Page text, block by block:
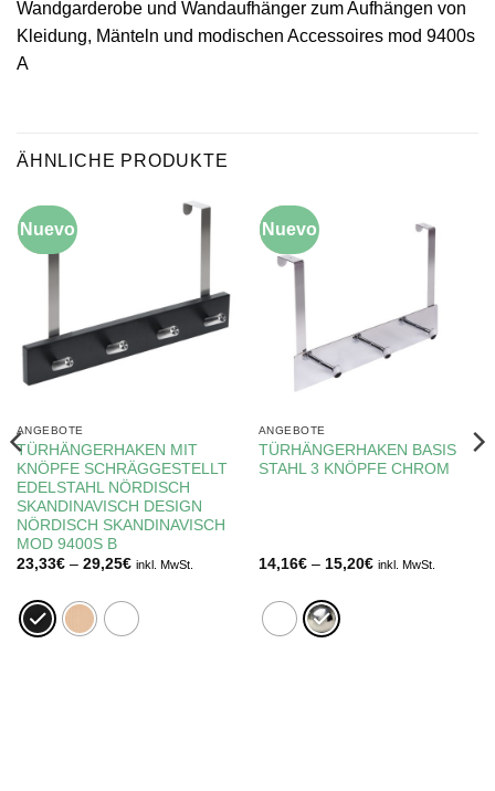
Wandgarderobe und Wandaufhänger zum Aufhängen von
Kleidung, Mänteln und modischen Accessoires mod 9400s
A
ÄHNLICHE PRODUKTE
-10%
Nuevo
ANGEBOTE
TÜRHÄNGERHAKEN MIT
KNÖPFE SCHRÄGGESTELLT
EDELSTAHL NÖRDISCH
SKANDINAVISCH DESIGN
NÖRDISCH SKANDINAVISCH
MOD 9400S B
23,33€ – 29,25€Preisspanne:
29,25€
inkl. MwSt.
-5%
Nuevo
ANGEBOTE
TÜRHÄNGERHAKEN BASIS
STAHL 3 KNÖPFE CHROM
14,16€ – 15,20€Preisspanne:
inkl. MwSt.